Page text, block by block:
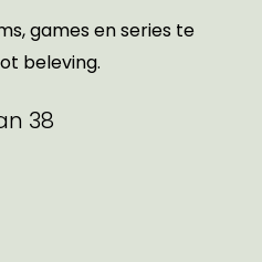
games en series te
beleving.
38